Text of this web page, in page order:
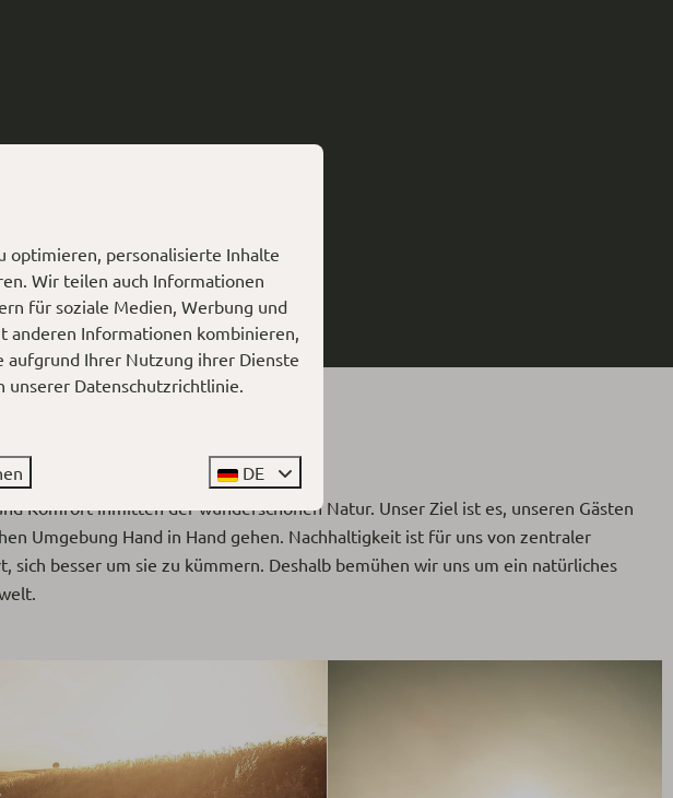
Komfort inmitten der wunderschönen Natur. Unser Ziel ist es, unseren Gästen
Umgebung Hand in Hand gehen. Nachhaltigkeit ist für uns von zentraler
besser um sie zu kümmern. Deshalb bemühen wir uns um ein natürliches
optimieren, personalisierte Inhalte
Wir teilen auch Informationen
für soziale Medien, Werbung und
anderen Informationen kombinieren,
aufgrund Ihrer Nutzung ihrer Dienste
unserer Datenschutzrichtlinie.
DE